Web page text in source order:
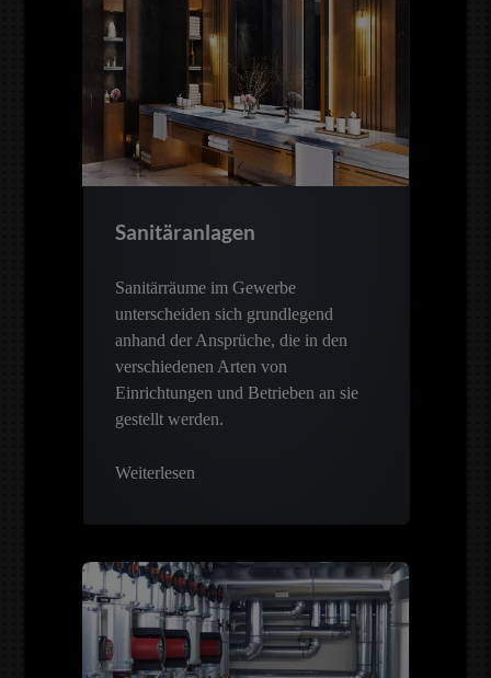
Sanitäranlagen
Sanitärräume im Gewerbe
unterscheiden sich grundlegend
anhand der Ansprüche, die in den
verschiedenen Arten von
Einrichtungen und Betrieben an sie
gestellt werden.
Weiterlesen